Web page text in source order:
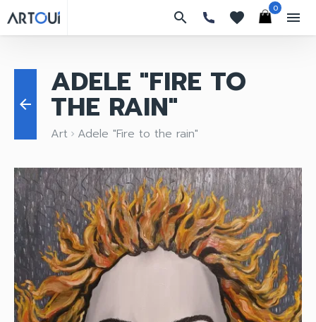
search favorites
0
menu
arrow_back
ADELE "FIRE TO
THE RAIN"
Art keyboard_arrow_right Adele "Fire to the rain"